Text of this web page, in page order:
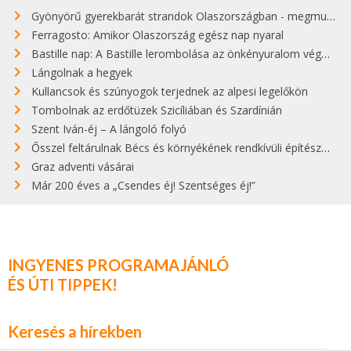
Gyönyörű gyerekbarát strandok Olaszországban - megmutatjuk a 15 legjobbat
Ferragosto: Amikor Olaszország egész nap nyaral
Bastille nap: A Bastille lerombolása az önkényuralom végét jelentette
Lángolnak a hegyek
Kullancsok és szúnyogok terjednek az alpesi legelőkön
Tombolnak az erdőtüzek Szicíliában és Szardínián
Szent Iván-éj – A lángoló folyó
Ősszel feltárulnak Bécs és környékének rendkívüli építészeti kincsei
Graz adventi vásárai
Már 200 éves a „Csendes éj! Szentséges éj!”
INGYENES PROGRAMAJÁNLÓ
ÉS ÚTI TIPPEK!
Keresés a hírekben